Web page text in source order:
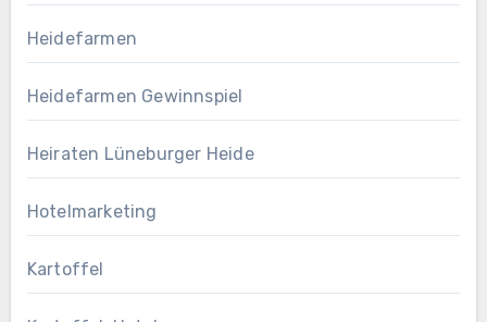
Heidefarmen
Heidefarmen Gewinnspiel
Heiraten Lüneburger Heide
Hotelmarketing
Kartoffel